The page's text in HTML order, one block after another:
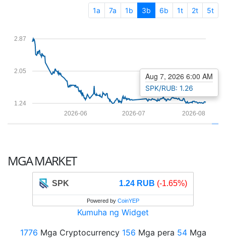
1a 7a 1b 3b 6b 1t 2t 5t
1.24
2.05
2.87
2026-08
2026-07
2026-06
Aug 7, 2026 6:00 AM
SPK/RUB: 1.26
MGA MARKET
SPK 1.24 RUB (-1.65%)
Powered by CoinYEP
Kumuha ng Widget
1776 Mga Cryptocurrency 156 Mga pera 54Mga